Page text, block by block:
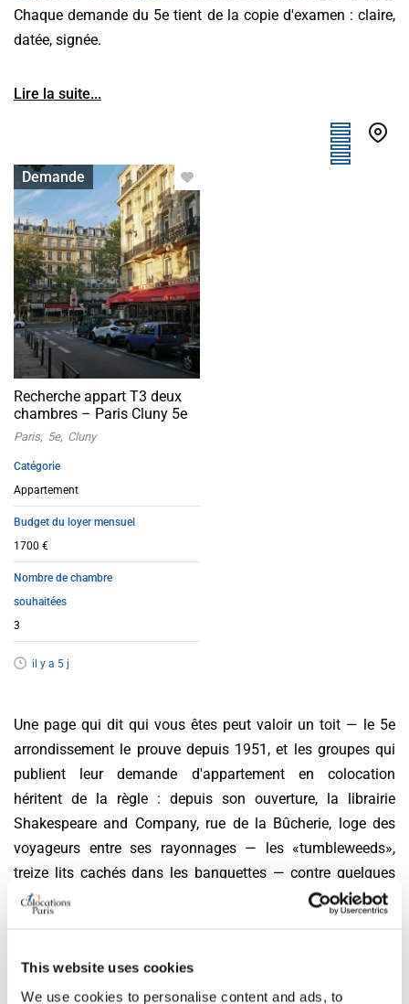
This website uses cookies
We use cookies to personalise content and ads, to
Chaque demande du 5e tient de la copie d'examen : claire,
datée, signée.
Lire la suite...
Demande
Appartement avec colocation
acceptée
Recherche appart T3 deux
chambres – Paris Cluny 5e
Paris 5e Cluny
Catégorie
Appartement
Budget du loyer mensuel
1700 €
Nombre de chambre
souhaitées
3
il y a 5 j
Une page qui dit qui vous êtes peut valoir un toit — le 5e
arrondissement le prouve depuis 1951, et les groupes qui
publient leur demande d'appartement en colocation
héritent de la règle : depuis son ouverture, la librairie
Shakespeare and Company, rue de la Bûcherie, loge des
voyageurs entre ses rayonnages — les «tumbleweeds»,
treize lits cachés dans les banquettes — contre quelques
heures d'aide, un livre lu par jour et une page
tient toujours lieu de loi locale : qui se présente bien trouve
un lit.